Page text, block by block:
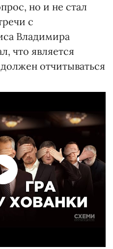
но и не стал
с
Владимира
что является
отчитываться